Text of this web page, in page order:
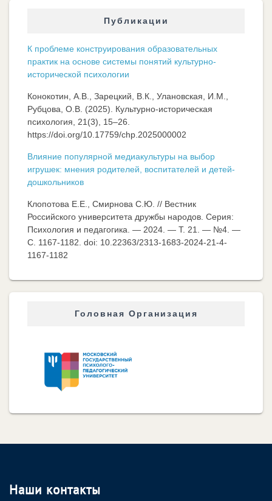
Публикации
К проблеме конструирования образовательных
практик на основе системы понятий культурно-
исторической психологии
Конокотин, А.В., Зарецкий, В.К., Улановская, И.М.,
Рубцова, О.В. (2025). Культурно-историческая
психология, 21(3), 15–26.
https://doi.org/10.17759/chp.2025000002
Влияние популярной медиакультуры на выбор
игрушек: мнения родителей, воспитателей и детей-
дошкольников
Клопотова Е.Е., Смирнова С.Ю. // Вестник
Российского университета дружбы народов. Серия:
Психология и педагогика. — 2024. — Т. 21. — №4. —
C. 1167-1182. doi: 10.22363/2313-1683-2024-21-4-
1167-1182
Головная Организация
Наши контакты